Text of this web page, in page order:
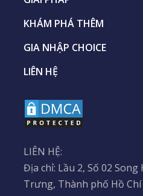
KHÁM PHÁ THÊM
GIA NHẬP CHOICE
LIÊN HỆ
LIÊN HỆ:
Địa chỉ: Lầu 2, Số 02
Trưng, Thành phố Hồ